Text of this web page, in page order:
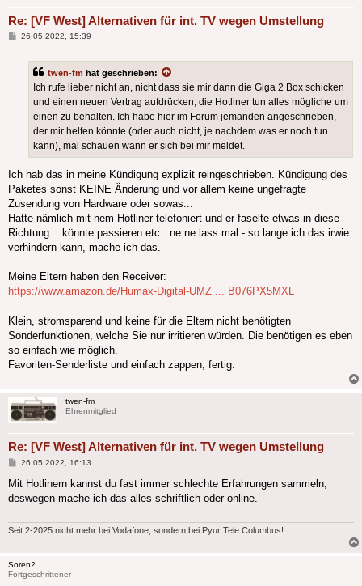
Re: [VF West] Alternativen für int. TV wegen Umstellung
Beitrag
26.05.2022, 15:39
twen-fm hat geschrieben:
Ich rufe lieber nicht an, nicht dass sie mir dann die Giga 2 Box schicken
und einen neuen Vertrag aufdrücken, die Hotliner tun alles mögliche um
einen zu behalten. Ich habe hier im Forum jemanden angeschrieben,
der mir helfen könnte (oder auch nicht, je nachdem was er noch tun
kann), mal schauen wann er sich bei mir meldet.
Ich hab das in meine Kündigung explizit reingeschrieben. Kündigung des
Paketes sonst KEINE Änderung und vor allem keine ungefragte
Zusendung von Hardware oder sowas...
Hatte nämlich mit nem Hotliner telefoniert und er faselte etwas in diese
Richtung... könnte passieren etc.. ne ne lass mal - so lange ich das irwie
verhindern kann, mache ich das.
Meine Eltern haben den Receiver:
https://www.amazon.de/Humax-Digital-UMZ ... B076PX5MXL
Klein, stromsparend und keine für die Eltern nicht benötigten
Sonderfunktionen, welche Sie nur irritieren würden. Die benötigen es eben
so einfach wie möglich.
Favoriten-Senderliste und einfach zappen, fertig.
twen-fm
Ehrenmitglied
Re: [VF West] Alternativen für int. TV wegen Umstellung
Beitrag
26.05.2022, 16:13
Mit Hotlinern kannst du fast immer schlechte Erfahrungen sammeln,
deswegen mache ich das alles schriftlich oder online.
Seit 2-2025 nicht mehr bei Vodafone, sondern bei Pyur Tele Columbus!
Soren2
Fortgeschrittener